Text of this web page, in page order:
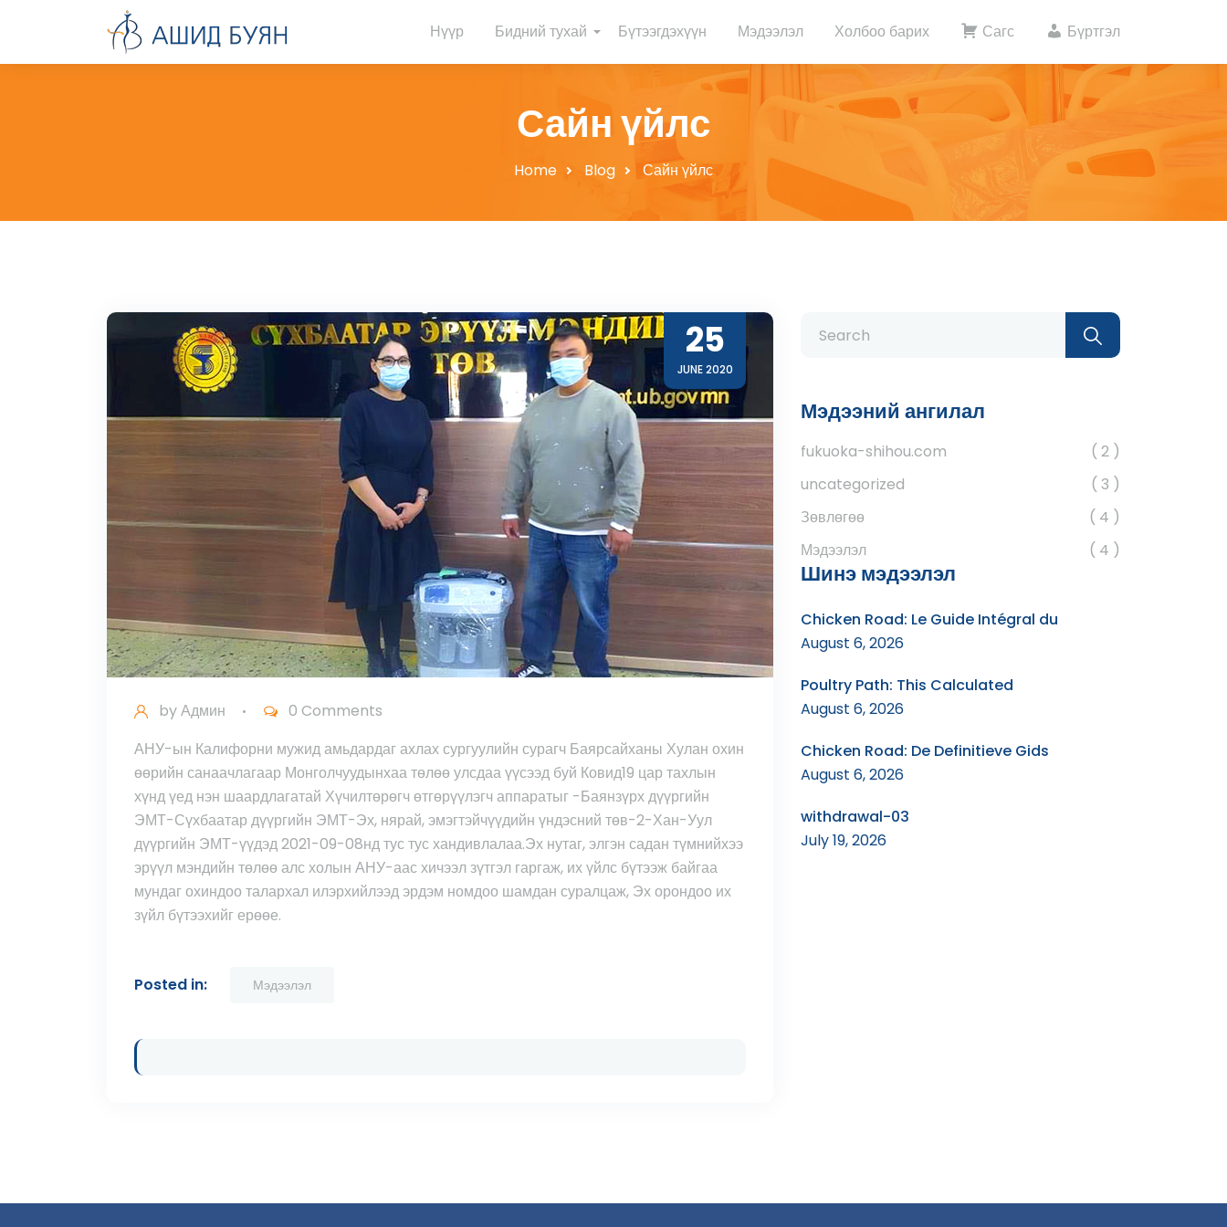
Нүүр Бидний тухай Бүтээгдэхүүн Мэдээлэл Холбоо барих Сагс Бүртгэл
Сайн үйлс
Home Blog Сайн үйлс
25
JUNE 2020
byАдмин
0 Comments
АНУ-ын Калифорни мужид амьдардаг ахлах сургуулийн сурагч Баярсайханы Хулан охин
өөрийн санаачлагаар Монголчуудынхаа төлөө улсдаа үүсээд буй Ковид19 цар тахлын
хүнд үед нэн шаардлагатай Хүчилтөрөгч өтгөрүүлэгч аппаратыг -Баянзүрх дүүргийн
ЭМТ-Сүхбаатар дүүргийн ЭМТ-Эх, нярай, эмэгтэйчүүдийн үндэсний төв-2-Хан-Уул
дүүргийн ЭМТ-үүдэд 2021-09-08нд тус тус хандивлалаа.Эх нутаг, элгэн садан түмнийхээ
эрүүл мэндийн төлөө алс холын АНУ-аас хичээл зүтгэл гаргаж, их үйлс бүтээж байгаа
мундаг охиндоо талархал илэрхийлээд эрдэм номдоо шамдан суралцаж, Эх орондоо их
зүйл бүтээхийг ерөөе.
Posted in: Мэдээлэл
for:
Мэдээний ангилал
fukuoka-shihou.com
2
uncategorized
3
Зөвлөгөө
4
Мэдээлэл
4
Шинэ мэдээлэл
Chicken Road: Le Guide Intégral du
August 6, 2026
Poultry Path: This Calculated
August 6, 2026
Chicken Road: De Definitieve Gids
August 6, 2026
withdrawal-03
July 19, 2026